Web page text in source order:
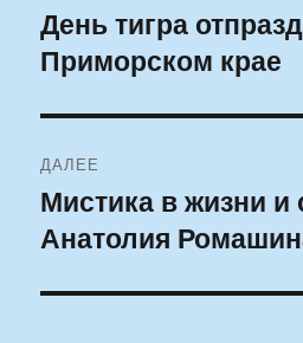
по
записям
Предыдущая
запись:
День тигра
Приморском крае
ДАЛЕЕ
Следующая
запись:
Мистика в жизни и
Анатолия